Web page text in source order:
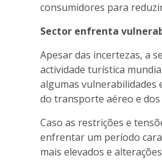
consumidores para
Sector enfrenta
Apesar das incertezas, a
actividade turística
algumas
do transporte aéreo e
Caso as restrições e
enfrentar um período
mais elevados e